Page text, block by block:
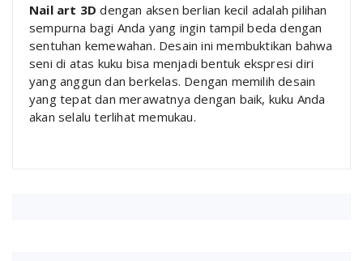
Nail art 3D dengan aksen berlian kecil adalah pilihan
sempurna bagi Anda yang ingin tampil beda dengan
sentuhan kemewahan. Desain ini membuktikan bahwa
seni di atas kuku bisa menjadi bentuk ekspresi diri
yang anggun dan berkelas. Dengan memilih desain
yang tepat dan merawatnya dengan baik, kuku Anda
akan selalu terlihat memukau.